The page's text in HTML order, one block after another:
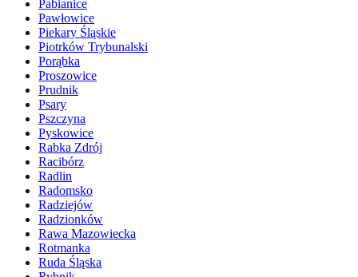
Pabianice
Pawłowice
Piekary Śląskie
Piotrków Trybunalski
Porąbka
Proszowice
Prudnik
Psary
Pszczyna
Pyskowice
Rabka Zdrój
Racibórz
Radlin
Radomsko
Radziejów
Radzionków
Rawa Mazowiecka
Rotmanka
Ruda Śląska